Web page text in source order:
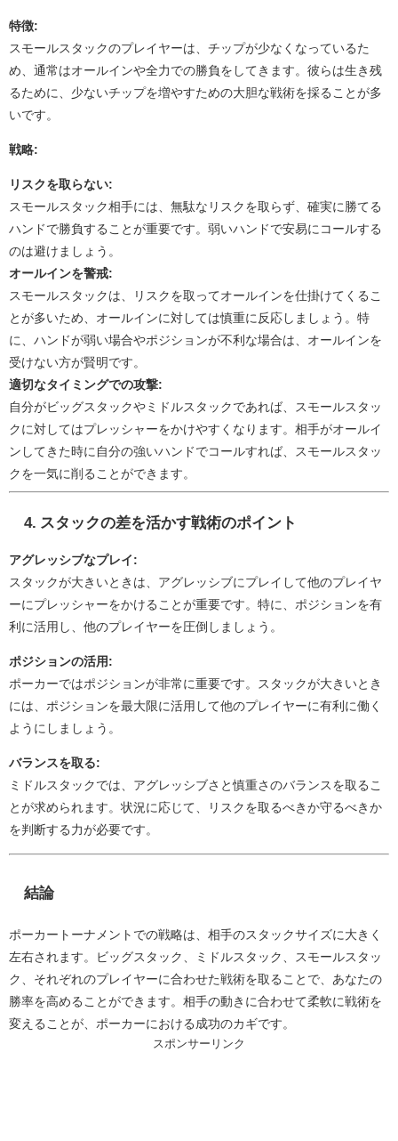
特徴:
スモールスタックのプレイヤーは、チップが少なくなっているた
め、通常はオールインや全力での勝負をしてきます。彼らは生き残
るために、少ないチップを増やすための大胆な戦術を採ることが多
いです。
戦略:
リスクを取らない:
スモールスタック相手には、無駄なリスクを取らず、確実に勝てる
ハンドで勝負することが重要です。弱いハンドで安易にコールする
のは避けましょう。
オールインを警戒:
スモールスタックは、リスクを取ってオールインを仕掛けてくるこ
とが多いため、オールインに対しては慎重に反応しましょう。特
に、ハンドが弱い場合やポジションが不利な場合は、オールインを
受けない方が賢明です。
適切なタイミングでの攻撃:
自分がビッグスタックやミドルスタックであれば、スモールスタッ
クに対してはプレッシャーをかけやすくなります。相手がオールイ
ンしてきた時に自分の強いハンドでコールすれば、スモールスタッ
クを一気に削ることができます。
4. スタックの差を活かす戦術のポイント
アグレッシブなプレイ:
スタックが大きいときは、アグレッシブにプレイして他のプレイヤ
ーにプレッシャーをかけることが重要です。特に、ポジションを有
利に活用し、他のプレイヤーを圧倒しましょう。
ポジションの活用:
ポーカーではポジションが非常に重要です。スタックが大きいとき
には、ポジションを最大限に活用して他のプレイヤーに有利に働く
ようにしましょう。
バランスを取る:
ミドルスタックでは、アグレッシブさと慎重さのバランスを取るこ
とが求められます。状況に応じて、リスクを取るべきか守るべきか
を判断する力が必要です。
結論
ポーカートーナメントでの戦略は、相手のスタックサイズに大きく
左右されます。ビッグスタック、ミドルスタック、スモールスタッ
ク、それぞれのプレイヤーに合わせた戦術を取ることで、あなたの
勝率を高めることができます。相手の動きに合わせて柔軟に戦術を
変えることが、ポーカーにおける成功のカギです。
スポンサーリンク